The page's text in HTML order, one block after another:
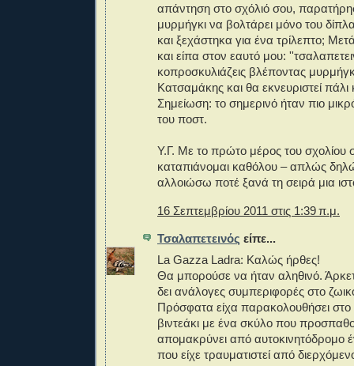
απάντηση στο σχόλιό σου,
μυρμήγκι να βολτάρει μόνο του
και ξεχάστηκα για ένα τρίλεπτο;
και είπα στον εαυτό μου:
κοπροσκυλιάζεις βλέποντας
Κατσαμάκης και θα εκνευριστεί πάλι
Σημείωση: το σημερινό ήταν πιο
του ποστ.
Υ.Γ. Με το πρώτο μέρος του σχολίου
καταπιάνομαι καθόλου – απλώς
αλλοιώσω ποτέ ξανά τη σειρά μια
16 Σεπτεμβρίου 2011 στις 1:39 π.μ.
Τσαλαπετεινός είπε...
La Gazza Ladra: Καλώς ήρθες!
Θα μπορούσε να ήταν αληθινό.
δει ανάλογες συμπεριφορές στο
Πρόσφατα είχα παρακολουθήσει
βιντεάκι με ένα σκύλο που
απομακρύνει από αυτοκινητόδρομο
που είχε τραυματιστεί από